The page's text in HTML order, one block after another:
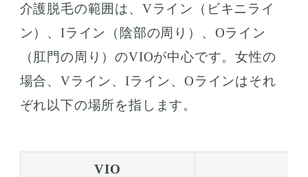
介護脱毛の範囲は、Vライン（ビキニライ
ン）、Iライン（陰部の周り）、Oライン
（肛門の周り）のVIOが中心です。女性の
場合、Vライン、Iライン、Oラインはそれ
ぞれ以下の場所を指します。
VIO